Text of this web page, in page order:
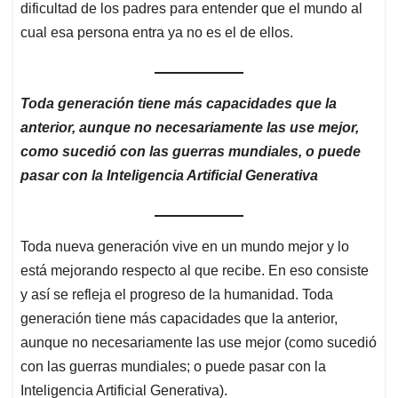
dificultad de los padres para entender que el mundo al
cual esa persona entra ya no es el de ellos.
Toda generación tiene más capacidades que la
anterior, aunque no necesariamente las use mejor,
como sucedió con las guerras mundiales, o puede
pasar con la Inteligencia Artificial Generativa
Toda nueva generación vive en un mundo mejor y lo
está mejorando respecto al que recibe. En eso consiste
y así se refleja el progreso de la humanidad. Toda
generación tiene más capacidades que la anterior,
aunque no necesariamente las use mejor (como sucedió
con las guerras mundiales; o puede pasar con la
Inteligencia Artificial Generativa).